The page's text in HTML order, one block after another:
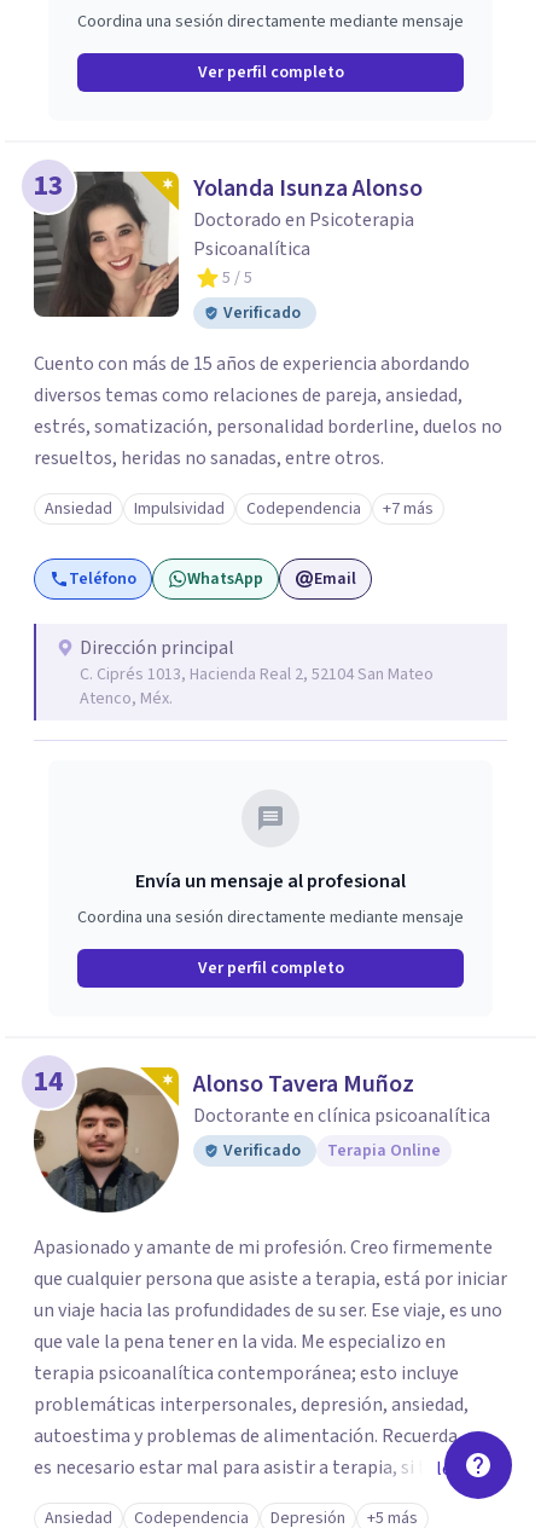
Coordina una sesión directamente mediante mensaje
Ver perfil completo
13 Yolanda Isunza Alonso
Doctorado en Psicoterapia
Psicoanalítica
5 / 5
Verificado
Cuento con más de 15 años de experiencia abordando
diversos temas como relaciones de pareja, ansiedad,
estrés, somatización, personalidad borderline, duelos no
resueltos, heridas no sanadas, entre otros.
Ansiedad Impulsividad Codependencia +7 más
Teléfono WhatsApp Email
Dirección principal
C. Ciprés 1013, Hacienda Real 2, 52104 San Mateo
Atenco, Méx.
Envía un mensaje al profesional
Coordina una sesión directamente mediante mensaje
Ver perfil completo
14 Alonso Tavera Muñoz
Doctorante en clínica psicoanalítica
Verificado Terapia Online
Apasionado y amante de mi profesión. Creo firmemente
que cualquier persona que asiste a terapia, está por iniciar
un viaje hacia las profundidades de su ser. Ese viaje, es uno
que vale la pena tener en la vida. Me especializo en
terapia psicoanalítica contemporánea; esto incluye
problemáticas interpersonales, depresión, ansiedad,
autoestima y problemas de alimentación. Recuerda, no
es necesario estar mal para asistir a terapia, si tienes una
duda sobre tu vida o sobre como te sientes, basta para
leer más
Ansiedad Codependencia Depresión +5 más